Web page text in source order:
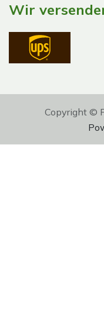
Wir
Copyright ©